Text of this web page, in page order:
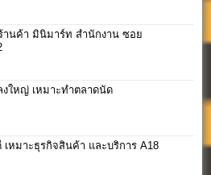
านค้า มินิมาร์ท สำนักงาน ซอย
งใหญ่ เหมาะทำตลาดนัด
เหมาะธุรกิจสินค้า และบริการ A18